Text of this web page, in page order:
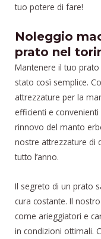
tuo potere di fare!
Noleggio
prato nel
Mantenere il tuo
stato così semplice.
attrezzature per la
efficienti e
rinnovo del manto
nostre attrezzature di
tutto l’anno.
Il segreto di un prato
cura costante. Il
come arieggiatori e
in condizioni ottimali.